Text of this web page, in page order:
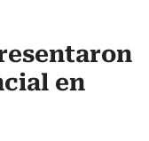
en